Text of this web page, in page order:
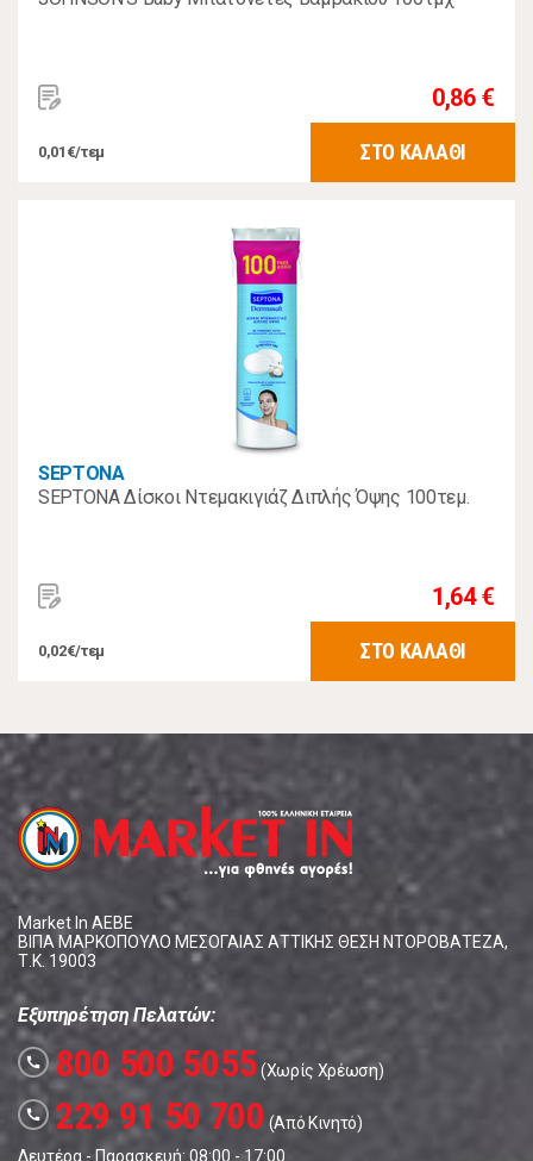
0,86 €
0,01€/τεμ ΣΤΟ ΚΑΛΑΘΙ
SEPTONA
SEPTONA Δίσκοι Ντεμακιγιάζ Διπλής Όψης 100τεμ.
1,64 €
0,02€/τεμ ΣΤΟ ΚΑΛΑΘΙ
Market In ΑΕΒΕ
ΒΙΠΑ ΜΑΡΚΟΠΟΥΛΟ ΜΕΣΟΓΑΙΑΣ ΑΤΤΙΚΗΣ ΘΕΣΗ ΝΤΟΡΟΒΑΤΕΖΑ,
Τ.Κ. 19003
Εξυπηρέτηση Πελατών:
call 800 500 5055(Χωρίς Χρέωση)
call 229 91 50 700 (Από Κινητό)
Δευτέρα - Παρασκευή: 08:00 - 17:00